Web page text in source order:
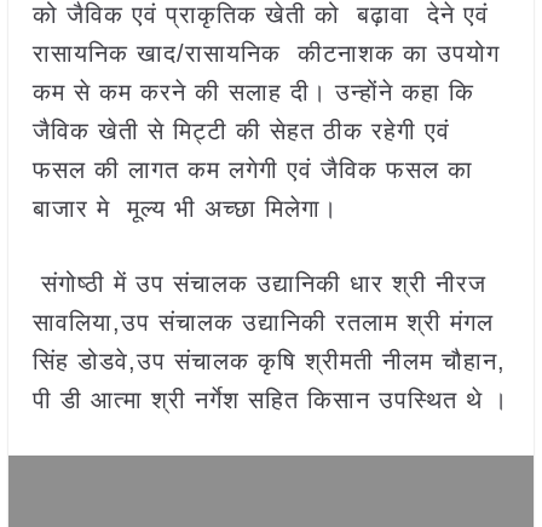
को जैविक एवं प्राकृतिक खेती को बढ़ावा देने एवं
रासायनिक खाद/रासायनिक कीटनाशक का उपयोग
कम से कम करने की सलाह दी। उन्होंने कहा कि
जैविक खेती से मिट्टी की सेहत ठीक रहेगी एवं
फसल की लागत कम लगेगी एवं जैविक फसल का
बाजार मे मूल्य भी अच्छा मिलेगा।
संगोष्ठी में उप संचालक उद्यानिकी धार श्री नीरज
सावलिया,उप संचालक उद्यानिकी रतलाम श्री मंगल
सिंह डोडवे,उप संचालक कृषि श्रीमती नीलम चौहान,
पी डी आत्मा श्री नर्गेश सहित किसान उपस्थित थे ।